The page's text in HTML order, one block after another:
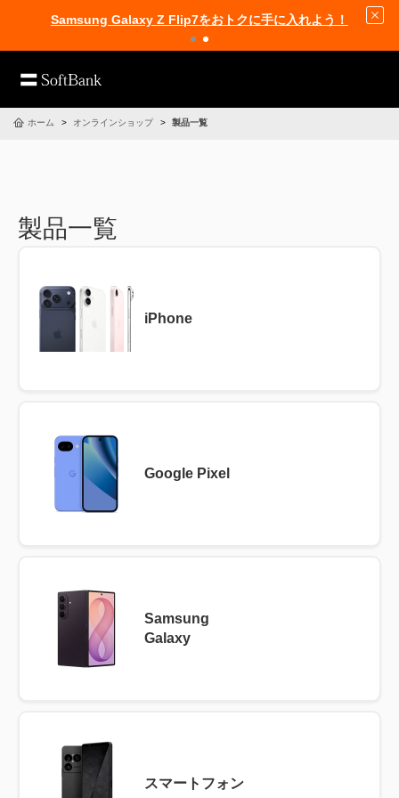
Samsung Galaxy Z Flip7をおトクに手に入れよう！
ホーム オンラインショップ 製品一覧
製品一覧
iPhone
Google Pixel
Samsung
Galaxy
スマートフォン